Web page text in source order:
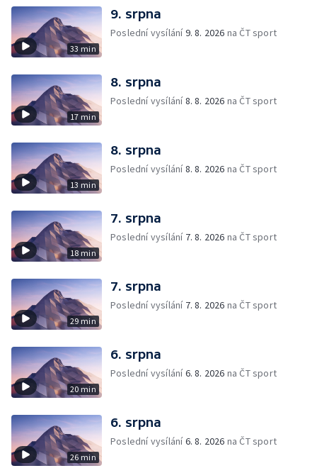
33 min
9. srpna
Poslední vysílání9. 8. 2026 na ČT sport
17 min
8. srpna
Poslední vysílání8. 8. 2026 na ČT sport
13 min
8. srpna
Poslední vysílání8. 8. 2026 na ČT sport
18 min
7. srpna
Poslední vysílání 7. 8. 2026 na ČT sport
29 min
7. srpna
Poslední vysílání 7. 8. 2026 na ČT sport
20 min
6. srpna
Poslední vysílání6. 8. 2026 na ČT sport
26 min
6. srpna
Poslední vysílání6. 8. 2026 na ČT sport